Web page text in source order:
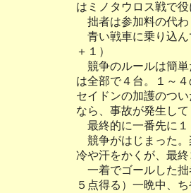
はミノタウロス戦で役
拙者は参加料の代わ
青い戦車に乗り込ん
＋１）
競争のルールは簡単
は全部で４台。１～
セイドンの加護のつ
なら、事故が発生して
最終的に一番先に１
競争がはじまった。
冷や汗をかくが、最
一着でゴールした拙
５点得る）一晩中、